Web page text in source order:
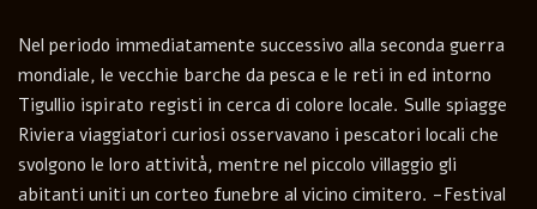
Nel periodo immediatamente successivo alla seconda guerra
mondiale, le vecchie barche da pesca e le reti in ed intorno
Tigullio ispirato registi in cerca di colore locale. Sulle spiagge
Riviera viaggiatori curiosi osservavano i pescatori locali che
svolgono le loro attività, mentre nel piccolo villaggio gli
abitanti uniti un corteo funebre al vicino cimitero. -Festival